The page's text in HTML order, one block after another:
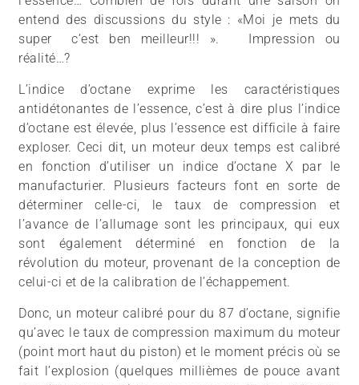
entend des discussions du style : «Moi je mets du
super c’est ben meilleur!!! ». Impression ou
réalité…?
L’indice d’octane exprime les caractéristiques
antidétonantes de l’essence, c’est à dire plus l’indice
d’octane est élevée, plus l’essence est difficile à faire
exploser. Ceci dit, un moteur deux temps est calibré
en fonction d’utiliser un indice d’octane X par le
manufacturier. Plusieurs facteurs font en sorte de
déterminer celle-ci, le taux de compression et
l’avance de l’allumage sont les principaux, qui eux
sont également déterminé en fonction de la
révolution du moteur, provenant de la conception de
celui-ci et de la calibration de l’échappement.
Donc, un moteur calibré pour du 87 d’octane, signifie
qu’avec le taux de compression maximum du moteur
(point mort haut du piston) et le moment précis où se
fait l’explosion (quelques millièmes de pouce avant